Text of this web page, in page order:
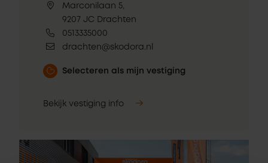
Marconilaan 5,
9207 JC Drachten
0513335000
drachten@skodora.nl
Selecteren als mijn vestiging
Bekijk vestiging info